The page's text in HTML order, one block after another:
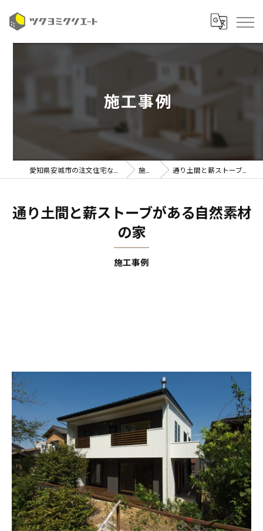
施工事例
施工事例 通り土間と薪ストーブがある自然素材の家
施工事例
通り土間と薪ストーブがある自然素材
の家